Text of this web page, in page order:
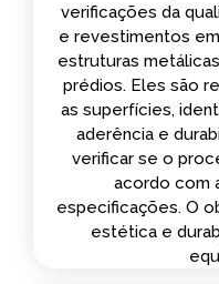
verificações da
e revestimentos
estruturas
prédios. Eles são
as superfícies,
aderência e
verificar se o
acordo com
especificações. O
estética e